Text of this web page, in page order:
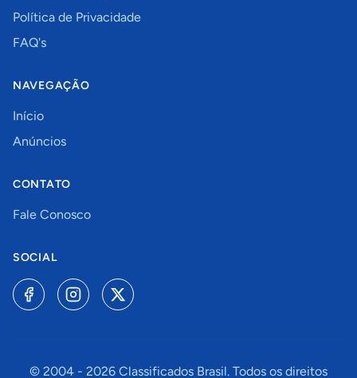
Política de Privacidade
FAQ's
NAVEGAÇÃO
Início
Anúncios
CONTATO
Fale Conosco
SOCIAL
© 2004 - 2026 Classificados Brasil. Todos os direitos